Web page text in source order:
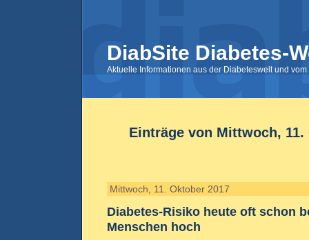
DiabSite Diabetes-
Aktuelle Informationen aus der Diabeteswelt und
Einträge von Mittwoch, 11.
Mittwoch, 11. Oktober 2017
Diabetes-Risiko heute oft schon
Menschen hoch